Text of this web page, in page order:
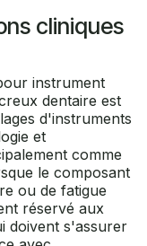
cliniques
instrument
dentaire est
d'instruments
et
comme
le composant
ou de fatigue
réservé aux
doivent s'assurer